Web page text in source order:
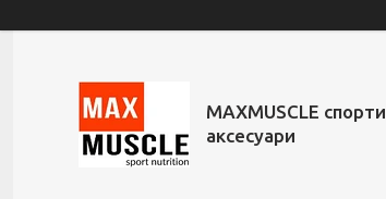
MAXMUSCLE
аксесуари